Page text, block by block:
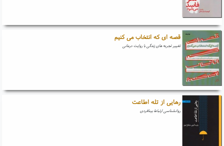
قصه ای که انتخاب می کنیم
تغییر تجربه های زندگی با روایت درمانی
رهایی از تله اطاعت
روانشناسی ارتباط بینافردی